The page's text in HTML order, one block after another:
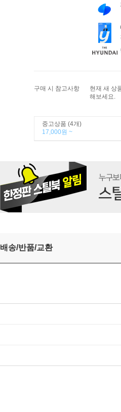
구매 시 참고사항
현재 새 상
해보세요.
중고상품 (4개)
17,000원 ~
배송/반품/교환